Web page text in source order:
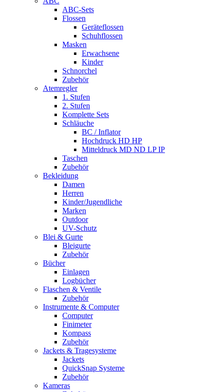
ABC-Sets
Flossen
Geräteflossen
Schuhflossen
Masken
Erwachsene
Kinder
Schnorchel
Zubehör
Atemregler
1. Stufen
2. Stufen
Komplette Sets
Schläuche
BC / Inflator
Hochdruck HD HP
Mitteldruck MD ND LP IP
Taschen
Zubehör
Bekleidung
Damen
Herren
Kinder/Jugendliche
Marken
Outdoor
UV-Schutz
Blei & Gurte
Bleigurte
Zubehör
Bücher
Einlagen
Logbücher
Flaschen & Ventile
Zubehör
Instrumente & Computer
Computer
Finimeter
Kompass
Zubehör
Jackets & Tragesysteme
Jackets
QuickSnap Systeme
Zubehör
Kameras